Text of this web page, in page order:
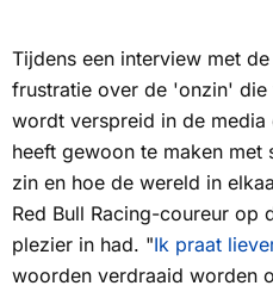
Tijdens een interview met
frustratie over de 'onzin' die
wordt verspreid in de
heeft gewoon te maken met
zin en hoe de wereld in
Red Bull Racing-coureur op
plezier in had. "Ik praat
woorden verdraaid worden